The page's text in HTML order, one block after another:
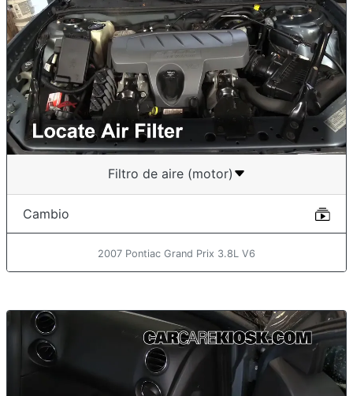
Filtro de aire (motor)
Cambio
2007 Pontiac Grand Prix 3.8L V6